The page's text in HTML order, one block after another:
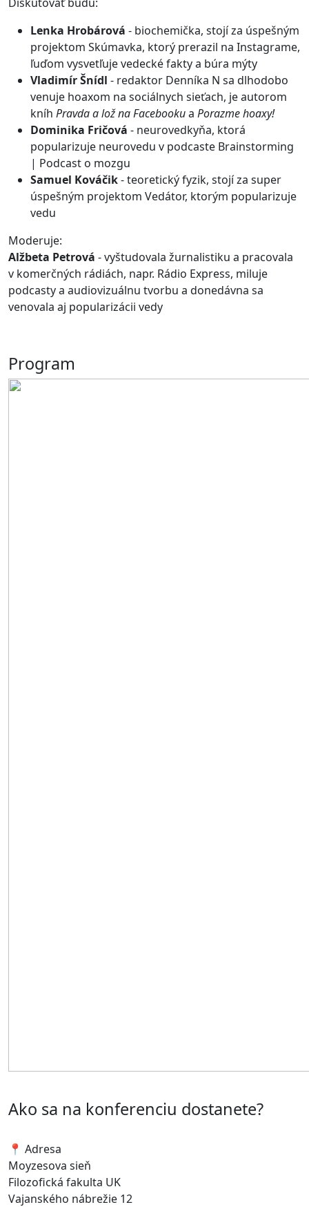
Lenka Hrobárová - biochemička, stojí za úspešným
projektom Skúmavka, ktorý prerazil na Instagrame,
ľuďom vysvetľuje vedecké fakty a búra mýty
Vladimír Šnídl - redaktor Denníka N sa dlhodobo
venuje hoaxom na sociálnych sieťach, je autorom
kníh Pravda a lož na Facebookua Porazme hoaxy!
Dominika Fričová - neurovedkyňa, ktorá
popularizuje neurovedu v podcaste Brainstorming
| Podcast o mozgu
Samuel Kováčik- teoretický fyzik, stojí za super
úspešným projektom Vedátor, ktorým popularizuje
vedu
Moderuje:
Alžbeta Petrová - vyštudovala žurnalistiku a pracovala
v komerčných rádiách, napr. Rádio Express, miluje
podcasty a audiovizuálnu tvorbu a donedávna sa
venovala aj popularizácii vedy
Program
Ako sa na konferenciu dostanete?
📍 Adresa
Moyzesova sieň
Filozofická fakulta UK
Vajanského nábrežie 12